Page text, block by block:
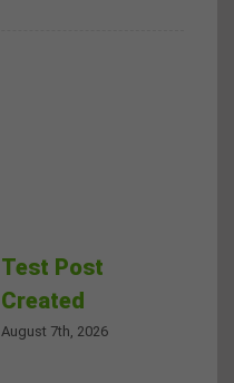
Test Post
Created
August 7th, 2026